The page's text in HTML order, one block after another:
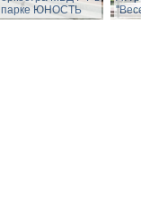
парке ЮНОСТЬ